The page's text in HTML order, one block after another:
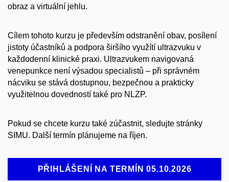
obraz a virtuální jehlu.
Cílem tohoto kurzu je především odstranění obav, posílení
jistoty účastníků a podpora širšího využítí ultrazvuku v
každodenní klinické praxi. Ultrazvukem navigovaná
venepunkce není výsadou specialistů – při správném
nácviku se stává dostupnou, bezpečnou a prakticky
využitelnou dovedností také pro NLZP.
Pokud se chcete kurzu také zúčastnit, sledujte stránky
SIMU. Další termín plánujeme na říjen.
PŘIHLÁŠENÍ NA TERMÍN 05.10.2026